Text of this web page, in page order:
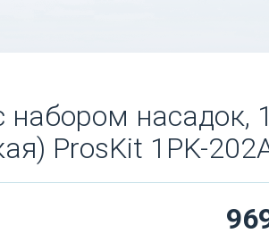
набором насадок,
ProsKit 1PK-